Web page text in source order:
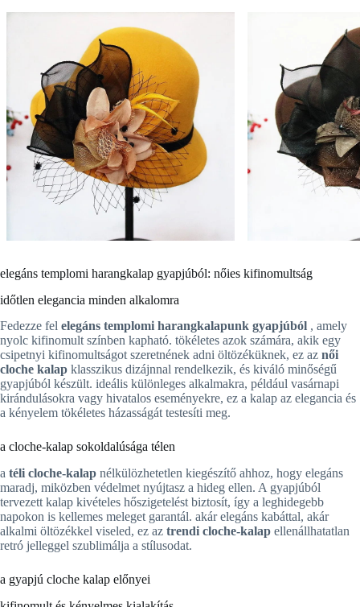
elegáns templomi harangkalap gyapjúból: nőies kifinomultság
időtlen elegancia minden alkalomra
Fedezze fel elegáns templomi harangkalapunk gyapjúból , amely
nyolc kifinomult színben kapható. tökéletes azok számára, akik egy
csipetnyi kifinomultságot szeretnének adni öltözéküknek, ez az női
cloche kalap klasszikus dizájnnal rendelkezik, és kiváló minőségű
gyapjúból készült. ideális különleges alkalmakra, például vasárnapi
kirándulásokra vagy hivatalos eseményekre, ez a kalap az elegancia és
a kényelem tökéletes házasságát testesíti meg.
a cloche-kalap sokoldalúsága télen
a téli cloche-kalap nélkülözhetetlen kiegészítő ahhoz, hogy elegáns
maradj, miközben védelmet nyújtasz a hideg ellen. A gyapjúból
tervezett kalap kivételes hőszigetelést biztosít, így a leghidegebb
napokon is kellemes meleget garantál. akár elegáns kabáttal, akár
alkalmi öltözékkel viseled, ez az trendi cloche-kalap ellenállhatatlan
retró jelleggel szublimálja a stílusodat.
a gyapjú cloche kalap előnyei